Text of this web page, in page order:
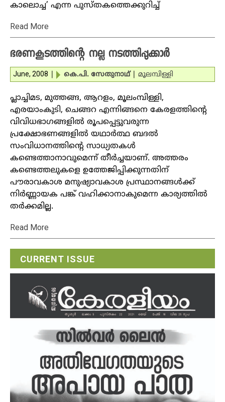
കാലൊച്ച’ എന്ന പുസ്തകത്തെക്കുറിച്ച്
Read More
ഭരണകൂടത്തിന്റെ നല്ല നടത്തിപ്പുക്കാര്‍
June, 2008 കെ.പി. സേതുനാഥ് മൂലമ്പിള്ളി
പ്ലാച്ചിമട, മുത്തങ്ങ, ആറളം, മൂലംമ്പിള്ളി,
എരയാംകുടി, ചെങ്ങറ എന്നിങ്ങനെ കേരളത്തിന്റെ
വിവിധഭാഗങ്ങളില്‍ രൂപപ്പെട്ടുവരുന്ന
പ്രക്ഷോഭണങ്ങളില്‍ യഥാര്‍ത്ഥ ബദല്‍
സംവിധാനത്തിന്റെ സാധ്യതകള്‍
കണ്ടെത്താനാവുമെന്ന് തീര്‍ച്ചയാണ്. അത്തരം
കണ്ടെത്തലുകളെ ഉത്തേജിപ്പിക്കുന്നതിന്
പൗരാവകാശ മനുഷ്യാവകാശ പ്രസ്ഥാനങ്ങള്‍ക്ക്
നിര്‍ണ്ണായക പങ്ക് വഹിക്കാനാകുമെന്ന കാര്യത്തില്‍
തര്‍ക്കമില്ല.
Read More
CURRENT ISSUE